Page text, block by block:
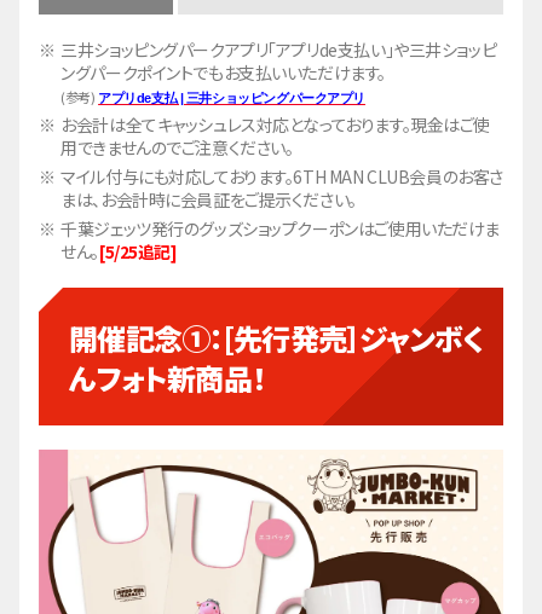
三井ショッピングパークアプリ「アプリde支払い」や三井ショッピ
ングパークポイントでもお支払いいただけます。
(参考) アプリde支払 | 三井ショッピングパークアプリ
お会計は全てキャッシュレス対応となっております。現金はご使
用できませんのでご注意ください。
マイル付与にも対応しております。6TH MAN CLUB会員のお客さ
まは、お会計時に会員証をご提示ください。
千葉ジェッツ発行のグッズショップクーポンはご使用いただけま
せん。[5/25追記]
開催記念①：[先行発売］ジャンボく
んフォト新商品！